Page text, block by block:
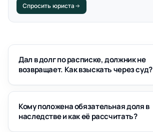
Спросить юриста
Дал в долг по расписке, должник не
возвращает. Как взыскать через суд?
Кому положена обязательная доля в
наследстве и как её рассчитать?